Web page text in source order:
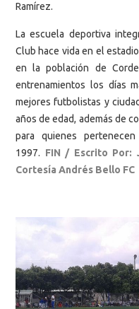
Ramírez.
La escuela deportiva
Club hace vida en el
en la población de
entrenamientos los días
mejores futbolistas y
años de edad, además de
para quienes
1997. FIN / Escrito Por:
Cortesía Andrés Bello FC